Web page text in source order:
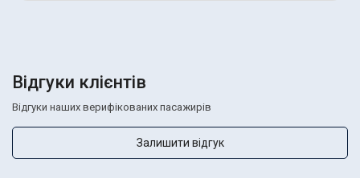
Відгуки клієнтів
Відгуки наших верифікованих пасажирів
Залишити відгук